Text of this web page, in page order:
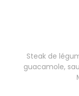
Steak de
guacamole,